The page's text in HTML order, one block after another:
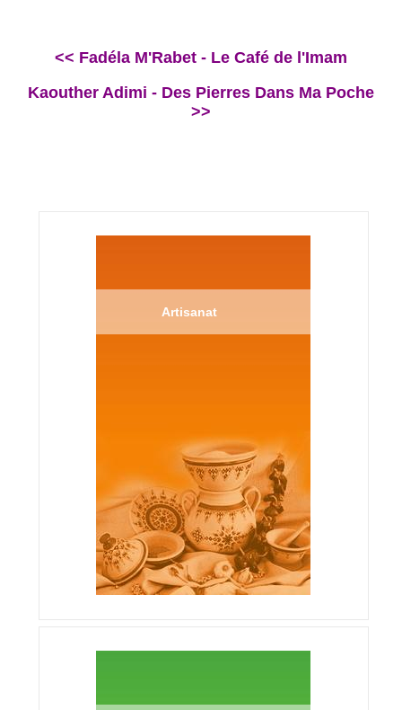
<< Fadéla M'Rabet - Le Café de l'Imam
Kaouther Adimi - Des Pierres Dans Ma Poche
>>
Artisanat